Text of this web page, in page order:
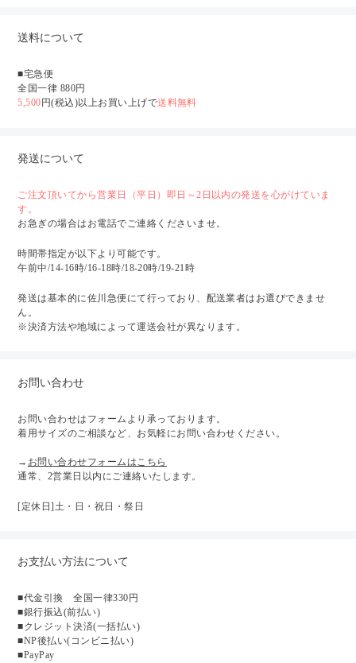
送料について
■宅急便
全国一律 880円
5,500 円(税込)以上お買い上げで送料無料
発送について
ご注文頂いてから営業日（平日）即日～2日以内の発送を心がけていま
す。
お急ぎの場合はお電話でご連絡くださいませ。
時間帯指定が以下より可能です。
午前中/14-16時/16-18時/18-20時/19-21時
発送は基本的に佐川急便にて行っており、配送業者はお選びできませ
ん。
※決済方法や地域によって運送会社が異なります。
お問い合わせ
お問い合わせはフォームより承っております。
着用サイズのご相談など、お気軽にお問い合わせください。
→ お問い合わせフォームはこちら
通常、2営業日以内にご連絡いたします。
[定休日]土・日・祝日・祭日
お支払い方法について
■代金引換 全国一律330円
■銀行振込(前払い)
■クレジット決済(一括払い)
■NP後払い(コンビニ払い)
■PayPay